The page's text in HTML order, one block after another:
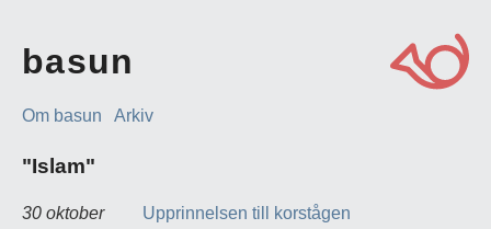
basun
Om basun Arkiv
"Islam"
30 oktober
Upprinnelsen till korstågen